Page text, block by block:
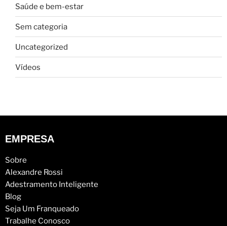
Saúde e bem-estar
Sem categoria
Uncategorized
Vídeos
EMPRESA
Sobre
Alexandre Rossi
Adestramento Inteligente
Blog
Seja Um Franqueado
Trabalhe Conosco